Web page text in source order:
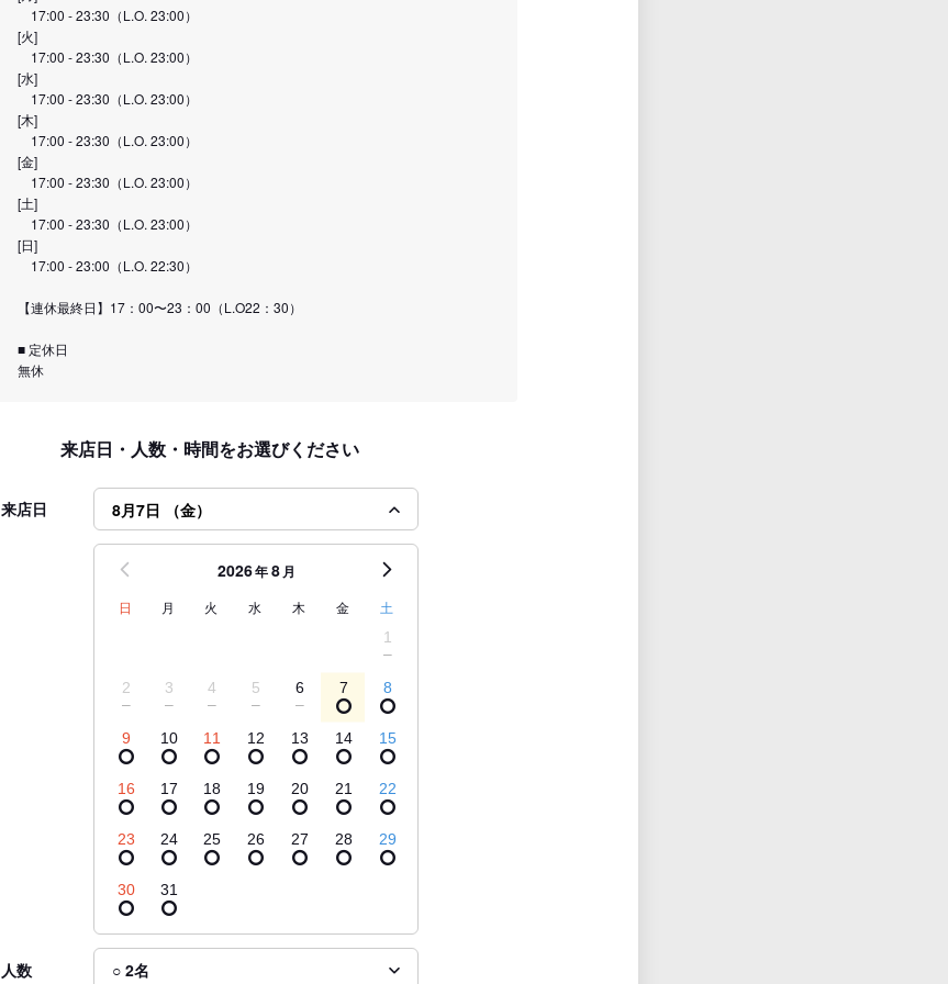
17:00 - 23:30（L.O. 23:00）
[火]
17:00 - 23:30（L.O. 23:00）
[水]
17:00 - 23:30（L.O. 23:00）
[木]
17:00 - 23:30（L.O. 23:00）
[金]
17:00 - 23:30（L.O. 23:00）
[土]
17:00 - 23:30（L.O. 23:00）
[日]
17:00 - 23:00（L.O. 22:30）
【連休最終日】17：00〜23：00（L.O22：30）
■ 定休日
無休
来店日・人数・時間をお選びください
来店日 8月7日 （金）
2026年8月
日 月 火 水 木 金 土
1
2 3 4 5 6 7 8
9 10 11 12 13 14 15
16 17 18 19 20 21 22
23 24 25 26 27 28 29
30 31
人数